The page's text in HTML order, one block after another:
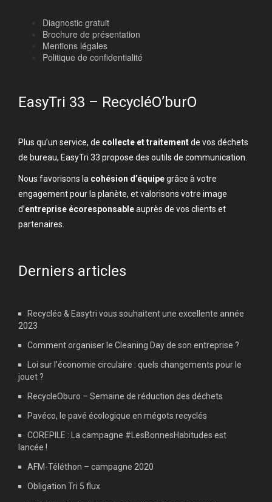
Diagnostic gratuit
Brochure de présentation
Mentions légales
Politique de confidentialité
EasyTri 33 – RecycléO’burO
Plus qu’un service, de collecte et traitementde vos déchets
de bureau, EasyTri 33 propose des outils de communication.
Nous favorisons la cohésion d’équipegrâce à votre
engagement pour la planète, et valorisons votre image
d’entreprise écoresponsableauprès de vos clients et
partenaires.
Derniers articles
Recycléo & Easytri vous souhaitent une excellente année
2023
Comment organiser le Cleaning Day de son entreprise ?
Loi sur l’économie circulaire : quels changements pour le
jouet ?
RecycleOburo – Semaine de réduction des déchets
Pavéco, le pavé écologique en mégots recyclés
COREPILE : La campagne #LesBonnesHabitudes est
lancée !
AFM-Téléthon – campagne 2020
Obligation Tri 5 flux